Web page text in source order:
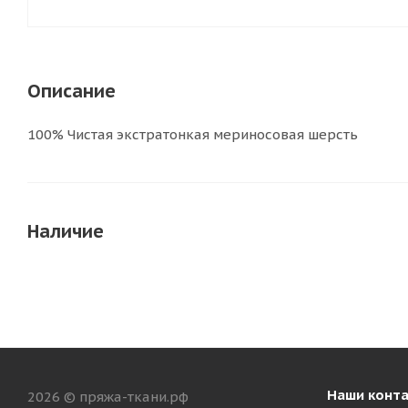
Описание
100% Чистая экстратонкая мериносовая шерсть
Наличие
2026 © пряжа-ткани.рф Наши